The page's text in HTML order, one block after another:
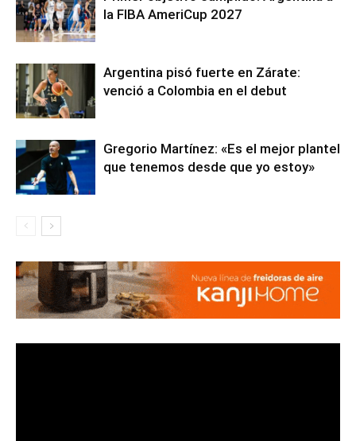
la FIBA AmeriCup 2027
Argentina pisó fuerte en Zárate:
venció a Colombia en el debut
Gregorio Martínez: «Es el mejor plantel
que tenemos desde que yo estoy»